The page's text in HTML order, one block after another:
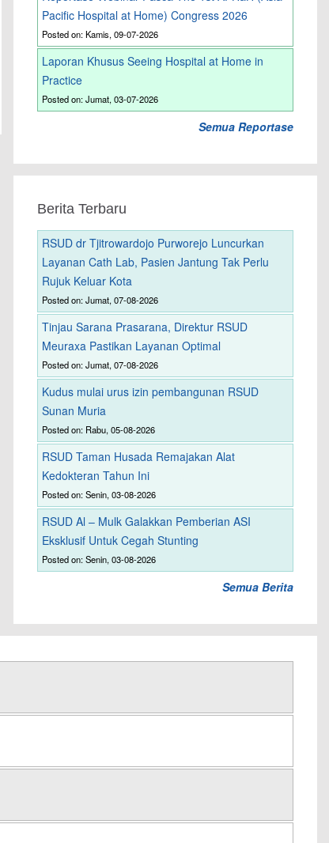
Pacific Hospital at Home) Congress 2026
Posted on: Kamis, 09-07-2026
Laporan Khusus Seeing Hospital at Home in
Practice
Posted on: Jumat, 03-07-2026
Semua Reportase
Berita Terbaru
RSUD dr Tjitrowardojo Purworejo Luncurkan
Layanan Cath Lab, Pasien Jantung Tak Perlu
Rujuk Keluar Kota
Posted on: Jumat, 07-08-2026
Tinjau Sarana Prasarana, Direktur RSUD
Meuraxa Pastikan Layanan Optimal
Posted on: Jumat, 07-08-2026
Kudus mulai urus izin pembangunan RSUD
Sunan Muria
Posted on: Rabu, 05-08-2026
RSUD Taman Husada Remajakan Alat
Kedokteran Tahun Ini
Posted on: Senin, 03-08-2026
RSUD Al – Mulk Galakkan Pemberian ASI
Eksklusif Untuk Cegah Stunting
Posted on: Senin, 03-08-2026
Semua Berita